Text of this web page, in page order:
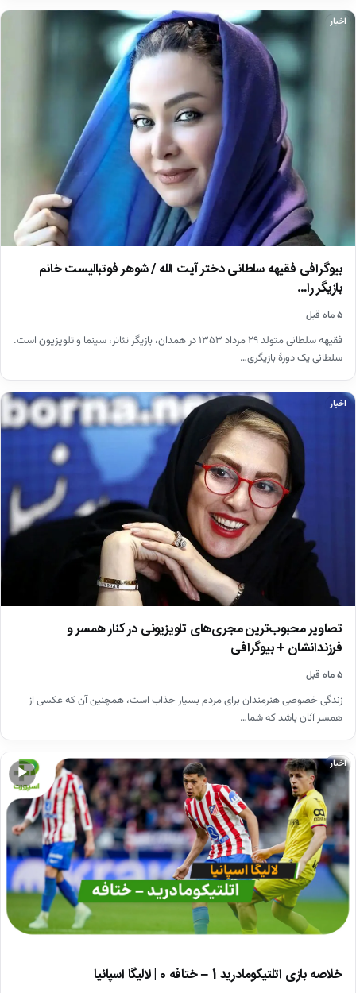
اخبار
بیوگرافی فقیهه سلطانی دختر آیت الله / شوهر فوتبالیست خانم
بازیگر را…
۵ ماه قبل
فقیهه سلطانی متولد ۲۹ مرداد ۱۳۵۳ در همدان، بازیگر تئاتر، سینما و تلویزیون است.
سلطانی یک دورهٔ بازیگری…
اخبار
تصاویر محبوب‌ترین مجری‌های تلویزیونی در کنار همسر و
فرزندانشان + بیوگرافی
۵ ماه قبل
زندگی خصوصی هنرمندان برای مردم بسیار جذاب است، همچنین آن که عکسی از
همسر آنان باشد که شما…
▶
اخبار
خلاصه بازی اتلتیکومادرید 1 – ختافه 0 | لالیگا اسپانیا